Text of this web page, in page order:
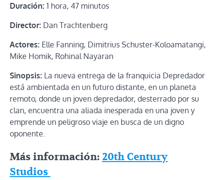
Duración: 1 hora, 47 minutos
Director: Dan Trachtenberg
Actores: Elle Fanning, Dimitrius Schuster-Koloamatangi,
Mike Homik, Rohinal Nayaran
Sinopsis: La nueva entrega de la franquicia Depredador
está ambientada en un futuro distante, en un planeta
remoto, donde un joven depredador, desterrado por su
clan, encuentra una aliada inesperada en una joven y
emprende un peligroso viaje en busca de un digno
oponente.
Más información: 20th Century
Studios